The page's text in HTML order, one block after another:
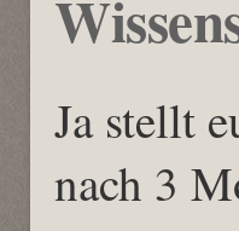
Ja stellt
nach 3